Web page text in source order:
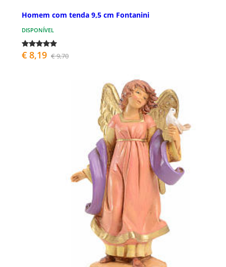
Homem com tenda 9,5 cm Fontanini
DISPONÍVEL
€ 8,19 € 9,70